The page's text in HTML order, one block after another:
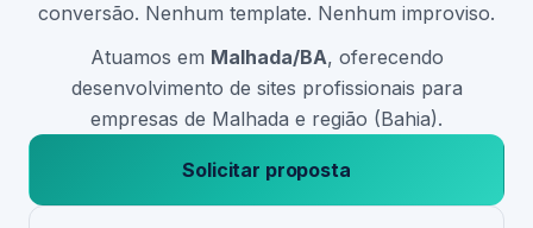
conversão. Nenhum template. Nenhum improviso.
Atuamos em Malhada/BA, oferecendo
desenvolvimento de sites profissionais para
empresas de Malhada e região (Bahia).
Solicitar proposta